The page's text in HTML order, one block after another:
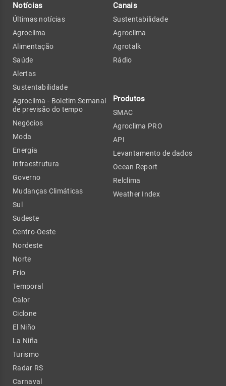
Notícias
Últimas notícias
Agroclima
Alimentação
Saúde
Alertas
Sustentabilidade
Agroclima - Boletim Semanal
de previsão do tempo
Negócios
Moda
Energia
Infraestrutura
Governo
Mudanças Climáticas
Sul
Sudeste
Centro-Oeste
Nordeste
Norte
Frio
Temporal
Calor
Ciclone
El Niño
La Niña
Turismo
Radar RS
Carnaval
Canais
Sustentabilidade
Agroclima
Agrotalk
Rádio
Produtos
SMAC
Agroclima PRO
API
Levantamento de dados
Ocean Report
Relclima
Weather Index